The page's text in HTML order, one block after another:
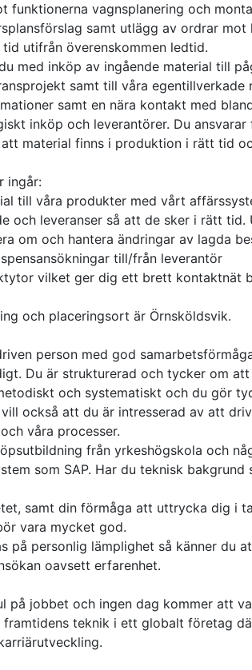
funktionerna vagnsplanering och
samt utlägg av ordrar mot
utifrån överenskommen ledtid.
med inköp av ingående material till
samt till våra egentillverkade
samt en nära kontakt med
inköp och leverantörer. Du
material finns i produktion i rätt tid
ingår:
till våra produkter med vårt
och leveranser så att de sker i rätt tid.
om och hantera ändringar av lagda
till/från leverantör
vilket ger dig ett brett kontaktnät
och placeringsort är Örnsköldsvik.
person med god
Du är strukturerad och tycker om
och systematiskt och du gör
också att du är intresserad av att
våra processer.
från yrkeshögskola och
som SAP. Har du teknisk bakgrund
samt din förmåga att uttrycka dig i
vara mycket god.
på personlig lämplighet så känner du
oavsett erfarenhet.
på jobbet och ingen dag kommer att
teknik i ett globalt företag